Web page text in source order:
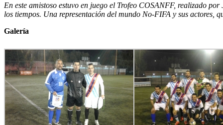
En este amistoso estuvo en juego el Trofeo COSANFF, realizado
los tiempos. Una representación del mundo No-FIFA y sus actores,
Galería